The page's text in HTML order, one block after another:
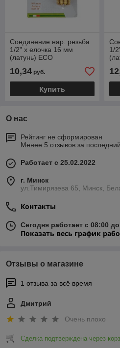
Соединение нар. резьба
1/2" х елочка 16 мм
(латунь) ECO
10,34 руб.
Купить
1/
О нас
Рейтинг не сформирован
Менее 5 отзывов за
Работает с 25.02.2022
г. Минск
ул.Тимирязева 65, Минск,
Контакты
Сегодня работает с 08:00
Показать весь график
Отзывы о магазине
1 отзыва за всё время
Дмитрий
Очень плохо
Сделка подтверждена через